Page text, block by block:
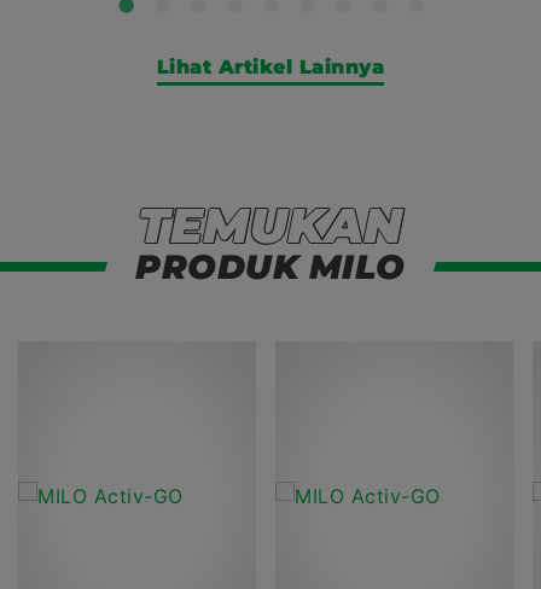
Lihat Artikel Lainnya
Temukan Produk Milo
TEMUKAN
PRODUK MILO